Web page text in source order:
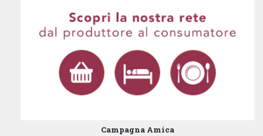
Campagna Amica